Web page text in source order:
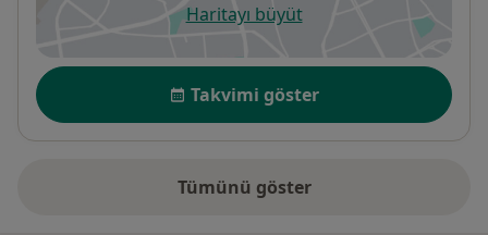
Haritayı büyütyeni bir sekmede açılır
Uygunluk
Takvimi göster
Tümünü göster
adres hakkında